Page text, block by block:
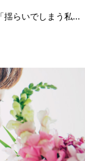
らいでしまう私...